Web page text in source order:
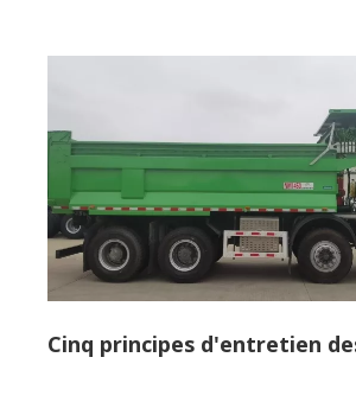
durée de vie du camion à benne
conducteur doit maintenir la santé
voiture est entretenue mais pas
de vie du camion benne est
proportionnelle à l'entretien.Ensuite,
problèmes et les solutions d'un
basculante.